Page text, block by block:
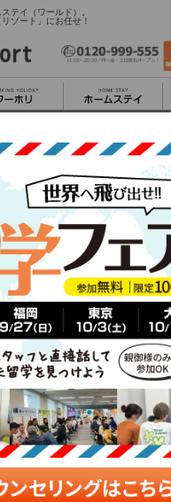
テイ（ワールド）。
ゾート」にお任せ！
在する
テイ（ワールド）は世界の30ヶ国、110
ができます。大好きな国で、旅行では決
験し、言葉と心の通じ合える第二の故郷
では夕食の準備を手伝ったり、ファミリ
らしのペースは人それぞれ。海外の人た
などを体験し、肌で感じることによって
国の例
オフィスがない国）